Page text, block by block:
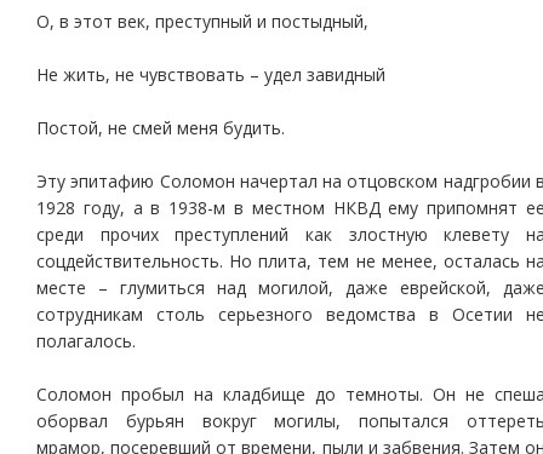
О, в этот век, преступный и постыдный,
Не жить, не чувствовать – удел завидный
Постой, не смей меня будить.
Эту эпитафию Соломон начертал на отцовском надгробии
1928 году, а в 1938-м в местном НКВД ему припомнят
среди прочих преступлений как злостную клевету
соцдействительность. Но плита, тем не менее, осталась
месте – глумиться над могилой, даже еврейской,
сотрудникам столь серьезного ведомства в Осетии
полагалось.
Соломон пробыл на кладбище до темноты. Он не
оборвал бурьян вокруг могилы, попытался
мрамор, посеревший от времени, пыли и забвения. Затем